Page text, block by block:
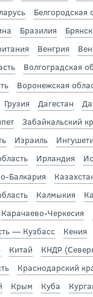
Белгородская
Бразилия
Венгрия
Волгоградская
Воронежская
Грузия Дагестан
Забайкальский
Израиль
Ирландия
Балкария
Калмыкия
Карачаево-Черкесия
— Кузбасс
Кения
Китай КНДР
Краснодарский
Крым Куба